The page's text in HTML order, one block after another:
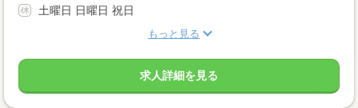
土曜日 日曜日 祝日
もっと見る
求人詳細を見る